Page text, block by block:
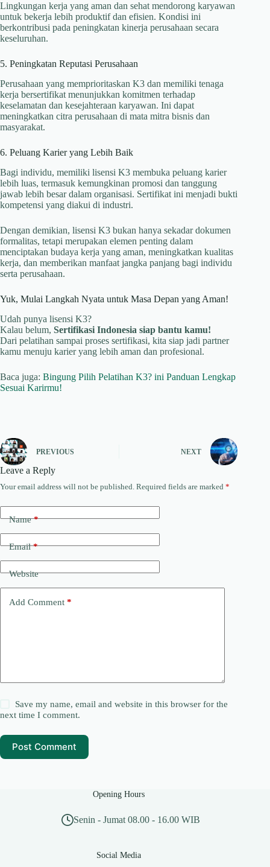
Lingkungan kerja yang aman dan sehat mendorong karyawan
untuk bekerja lebih produktif dan efisien. Kondisi ini
berkontribusi pada peningkatan kinerja perusahaan secara
keseluruhan.
5. Peningkatan Reputasi Perusahaan
Perusahaan yang memprioritaskan K3 dan memiliki tenaga
kerja bersertifikat menunjukkan komitmen terhadap
keselamatan dan kesejahteraan karyawan. Ini dapat
meningkatkan citra perusahaan di mata mitra bisnis dan
masyarakat.
6. Peluang Karier yang Lebih Baik
Bagi individu, memiliki lisensi K3 membuka peluang karier
lebih luas, termasuk kemungkinan promosi dan tanggung
jawab lebih besar dalam organisasi. Sertifikat ini menjadi bukti
kompetensi yang diakui di industri.
Dengan demikian, lisensi K3 bukan hanya sekadar dokumen
formalitas, tetapi merupakan elemen penting dalam
menciptakan budaya kerja yang aman, meningkatkan kualitas
kerja, dan memberikan manfaat jangka panjang bagi individu
serta perusahaan.
Yuk, Mulai Langkah Nyata untuk Masa Depan yang Aman!
Udah punya lisensi K3?
Kalau belum, Sertifikasi Indonesia siap bantu kamu!
Dari pelatihan sampai proses sertifikasi, kita siap jadi partner
kamu menuju karier yang lebih aman dan profesional.
Baca juga: Bingung Pilih Pelatihan K3? ini Panduan Lengkap
Sesuai Karirmu!
PREVIOUS NEXT
Leave a Reply
Your email address will not be published. Required fields are marked *
Name*
Email*
Website
Add Comment *
Save my name, email and website in this browser for the
next time I comment.
Post Comment
Opening Hours
Senin - Jumat 08.00 - 16.00 WIB
Social Media